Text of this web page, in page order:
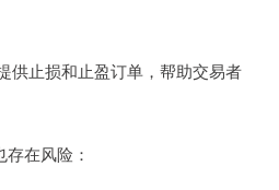
供止损和止盈订单，帮助交易者
在风险：